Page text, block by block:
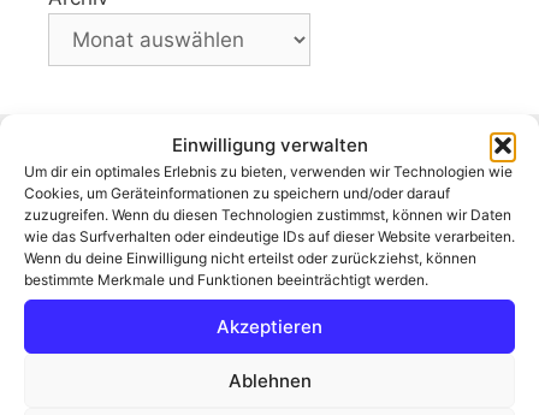
Einwilligung verwalten
Um dir ein optimales Erlebnis zu bieten, verwenden wir Technologien wie
Cookies, um Geräteinformationen zu speichern und/oder darauf
zuzugreifen. Wenn du diesen Technologien zustimmst, können wir Daten
wie das Surfverhalten oder eindeutige IDs auf dieser Website verarbeiten.
Wenn du deine Einwilligung nicht erteilst oder zurückziehst, können
bestimmte Merkmale und Funktionen beeinträchtigt werden.
Akzeptieren
Ablehnen
Der Moorknipser in seinem
natürlichen Habitat